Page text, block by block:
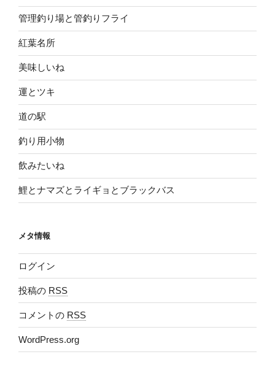
管理釣り場と管釣りフライ
紅葉名所
美味しいね
運とツキ
道の駅
釣り用小物
飲みたいね
鯉とナマズとライギョとブラックバス
メタ情報
ログイン
投稿の RSS
コメントの RSS
WordPress.org